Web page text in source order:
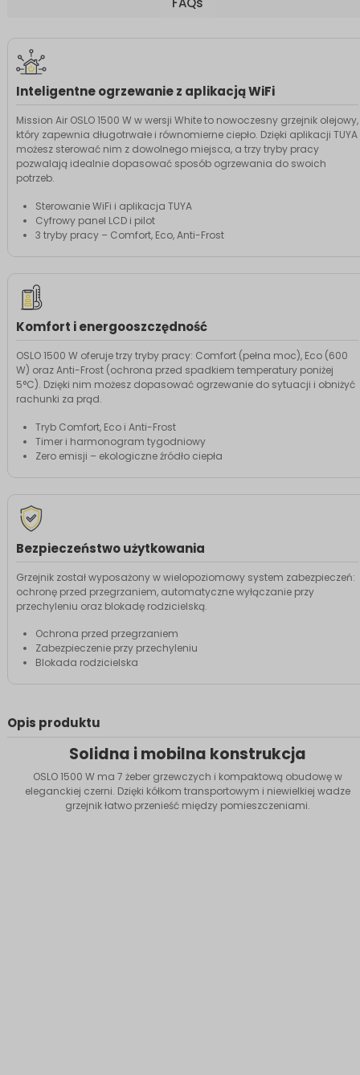
Inteligentne ogrzewanie z aplikacją WiFi
Mission Air OSLO 1500 W w wersji White to nowoczesny grzejnik olejowy,
który zapewnia długotrwałe i równomierne ciepło. Dzięki aplikacji TUYA
możesz sterować nim z dowolnego miejsca, a trzy tryby pracy
pozwalają idealnie dopasować sposób ogrzewania do swoich
potrzeb.
Sterowanie WiFi i aplikacja TUYA
Cyfrowy panel LCD i pilot
3 tryby pracy – Comfort, Eco, Anti-Frost
Komfort i energooszczędność
OSLO 1500 W oferuje trzy tryby pracy: Comfort (pełna moc), Eco (600
W) oraz Anti-Frost (ochrona przed spadkiem temperatury poniżej
5°C). Dzięki nim możesz dopasować ogrzewanie do sytuacji i obniżyć
rachunki za prąd.
Tryb Comfort, Eco i Anti-Frost
Timer i harmonogram tygodniowy
Zero emisji – ekologiczne źródło ciepła
Bezpieczeństwo użytkowania
Grzejnik został wyposażony w wielopoziomowy system zabezpieczeń:
ochronę przed przegrzaniem, automatyczne wyłączanie przy
przechyleniu oraz blokadę rodzicielską.
Ochrona przed przegrzaniem
Zabezpieczenie przy przechyleniu
Blokada rodzicielska
Opis produktu
Solidna i mobilna konstrukcja
OSLO 1500 W ma 7 żeber grzewczych i kompaktową obudowę w
eleganckiej czerni. Dzięki kółkom transportowym i niewielkiej wadze
grzejnik łatwo przenieść między pomieszczeniami.